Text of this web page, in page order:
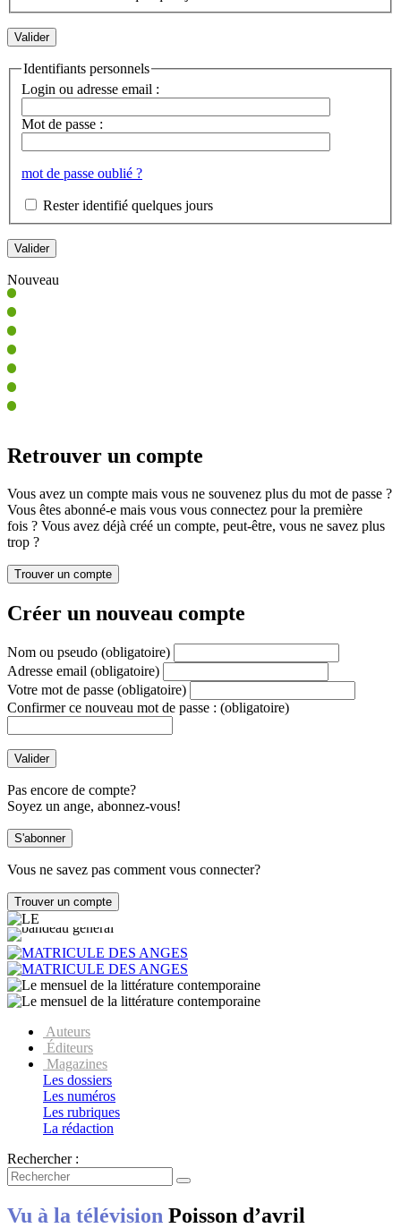
Identifiants personnels
Login ou adresse email :
Mot de passe :
mot de passe oublié ?
Rester identifié quelques jours
Nouveau
Retrouver un compte
Vous avez un compte mais vous ne souvenez plus du mot de passe ?
Vous êtes abonné-e mais vous vous connectez pour la première
fois ? Vous avez déjà créé un compte, peut-être, vous ne savez plus
trop ?
Créer un nouveau compte
Nom ou pseudo (obligatoire)
Adresse email (obligatoire)
Votre mot de passe (obligatoire)
Confirmer ce nouveau mot de passe : (obligatoire)
Pas encore de compte?
Soyez un ange, abonnez-vous!
Vous ne savez pas comment vous connecter?
Auteurs
Éditeurs
Magazines
Les dossiers
Les numéros
Les rubriques
La rédaction
Rechercher :
Vu à la télévision Poisson d’avril